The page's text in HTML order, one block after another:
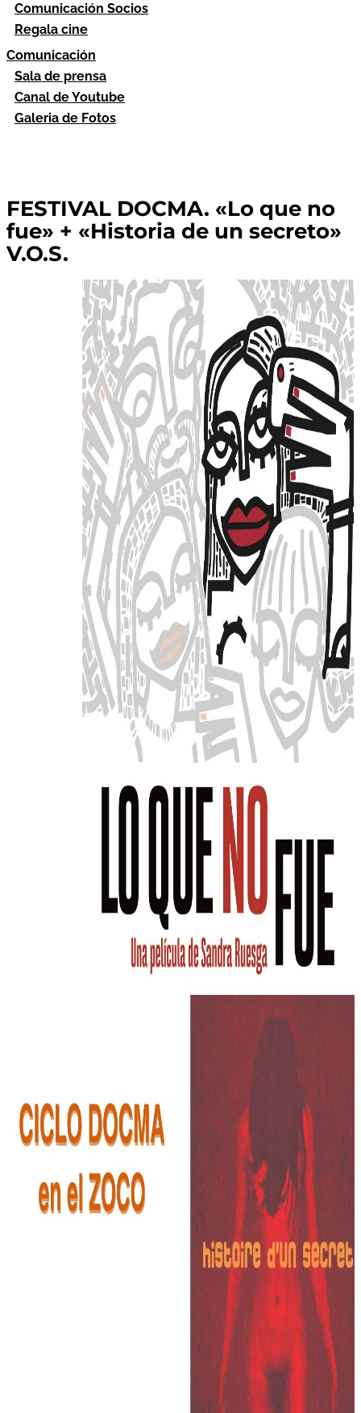
Comunicación Socios
Regala cine
Comunicación
Sala de prensa
Canal de Youtube
Galeria de Fotos
FESTIVAL DOCMA. «Lo que no
fue» + «Historia de un secreto»
V.O.S.